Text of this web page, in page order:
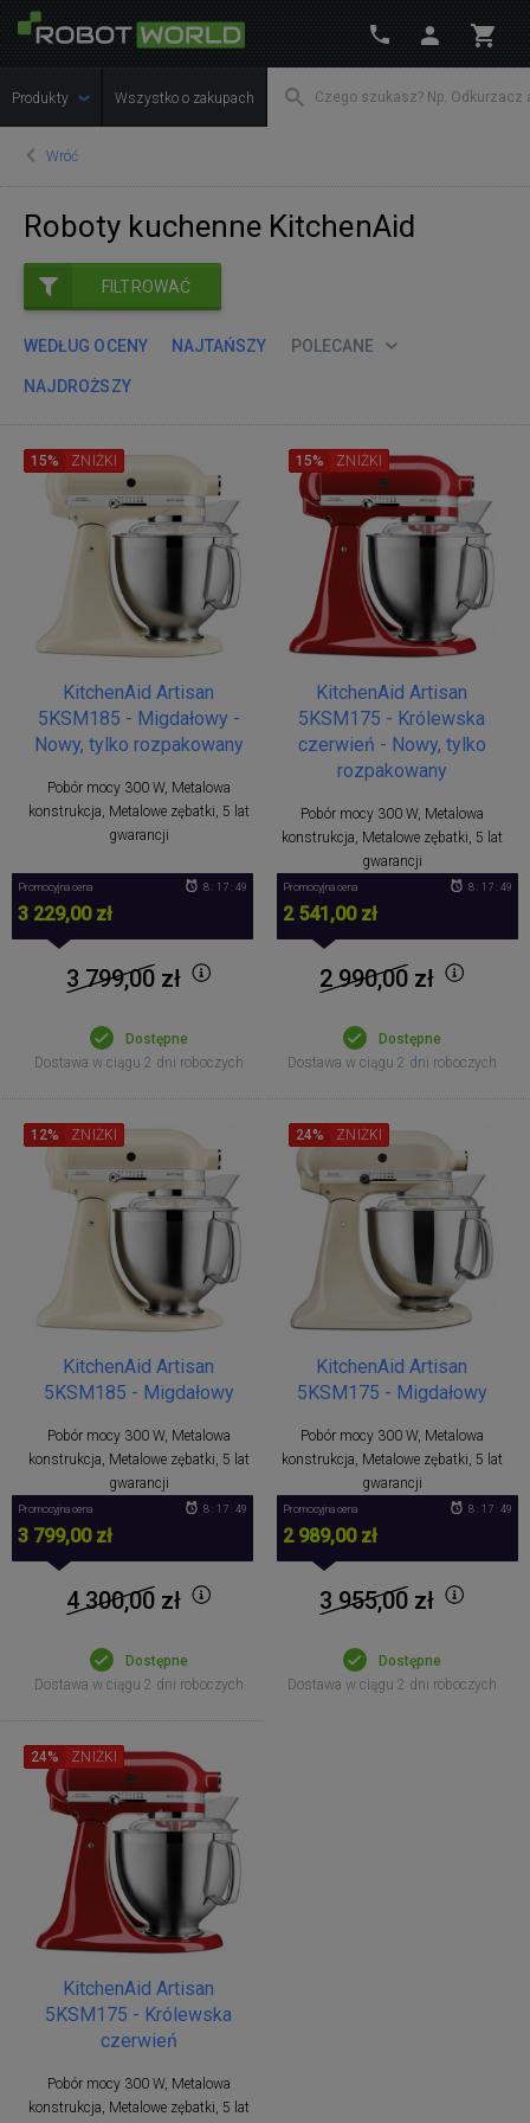
Produkty Wszystko o zakupach
Wróć
Roboty kuchenne KitchenAid
FILTROWAĆ
WEDŁUG OCENY NAJTAŃSZY POLECANE
NAJDROŻSZY
KitchenAid Artisan
5KSM185 - Migdałowy -
Nowy, tylko rozpakowany
Pobór mocy 300 W, Metalowa
konstrukcja, Metalowe zębatki, 5 lat
gwarancji
15% ZNIŻKI
Promocyjna cena
3 229,00 zł
8 : 17 : 49
3 799,00zł
Dostępne
Dostawa w ciągu 2 dni roboczych
KitchenAid Artisan
5KSM175 - Królewska
czerwień - Nowy, tylko
rozpakowany
Pobór mocy 300 W, Metalowa
konstrukcja, Metalowe zębatki, 5 lat
gwarancji
15% ZNIŻKI
Promocyjna cena
2 541,00 zł
8 : 17 : 49
2 990,00zł
Dostępne
Dostawa w ciągu 2 dni roboczych
KitchenAid Artisan
5KSM185 - Migdałowy
Pobór mocy 300 W, Metalowa
konstrukcja, Metalowe zębatki, 5 lat
gwarancji
12% ZNIŻKI
Promocyjna cena
3 799,00 zł
8 : 17 : 49
4 300,00zł
Dostępne
Dostawa w ciągu 2 dni roboczych
KitchenAid Artisan
5KSM175 - Migdałowy
Pobór mocy 300 W, Metalowa
konstrukcja, Metalowe zębatki, 5 lat
gwarancji
24% ZNIŻKI
Promocyjna cena
2 989,00 zł
8 : 17 : 49
3 955,00zł
Dostępne
Dostawa w ciągu 2 dni roboczych
KitchenAid Artisan
5KSM175 - Królewska
czerwień
Pobór mocy 300 W, Metalowa
konstrukcja, Metalowe zębatki, 5 lat
24% ZNIŻKI